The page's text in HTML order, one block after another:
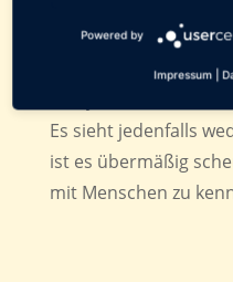
Tierheim erst
wieder nach
Es sieht jedenfalls
ist es übermäßig
mit Menschen zu
Powered by
Impressum